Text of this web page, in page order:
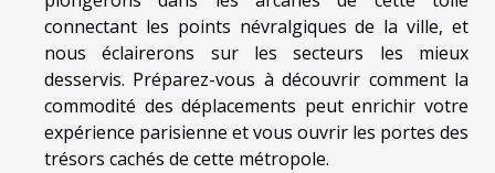
connectant les points névralgiques de la ville, et
nous éclairerons sur les secteurs les mieux
desservis. Préparez-vous à découvrir comment la
commodité des déplacements peut enrichir votre
expérience parisienne et vous ouvrir les portes des
trésors cachés de cette métropole.